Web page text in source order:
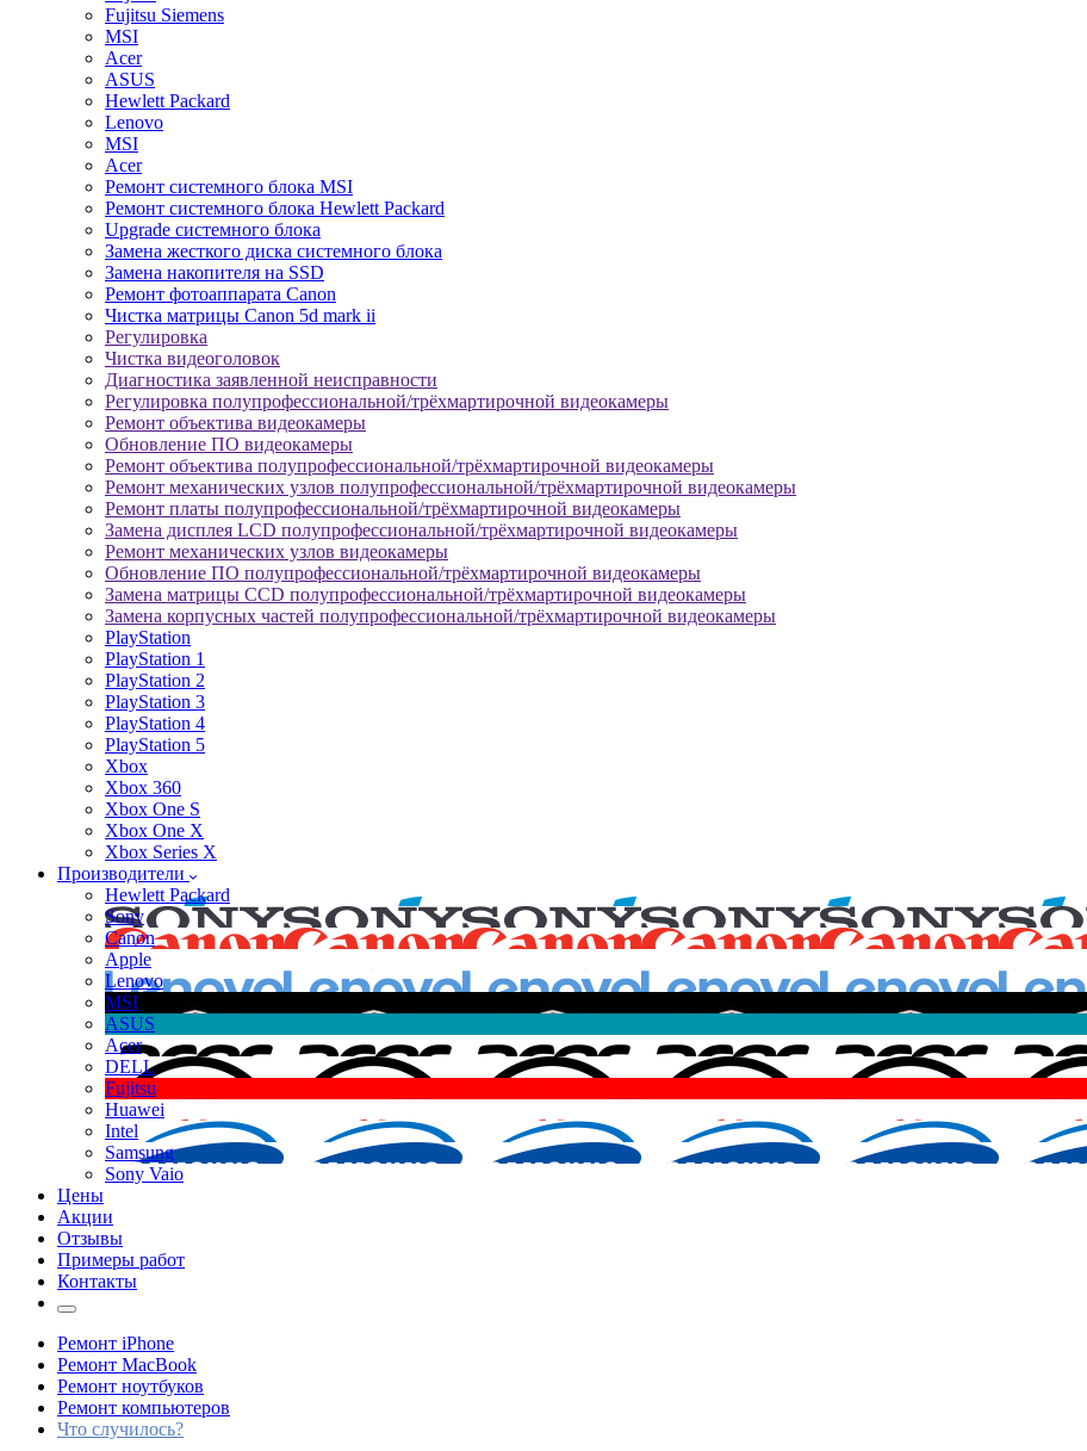
Fujitsu Siemens
MSI
Acer
ASUS
Hewlett Packard
Lenovo
MSI
Acer
Ремонт системного блока MSI
Ремонт системного блока Hewlett Packard
Upgrade системного блока
Замена жесткого диска системного блока
Замена накопителя на SSD
Ремонт фотоаппарата Canon
Чистка матрицы Canon 5d mark ii
Регулировка
Чистка видеоголовок
Диагностика заявленной неисправности
Регулировка полупрофессиональной/трёхмартирочной видеокамеры
Ремонт объектива видеокамеры
Обновление ПО видеокамеры
Ремонт объектива полупрофессиональной/трёхмартирочной видеокамеры
Ремонт механических узлов полупрофессиональной/трёхмартирочной видеокамеры
Ремонт платы полупрофессиональной/трёхмартирочной видеокамеры
Замена дисплея LCD полупрофессиональной/трёхмартирочной видеокамеры
Ремонт механических узлов видеокамеры
Обновление ПО полупрофессиональной/трёхмартирочной видеокамеры
Замена матрицы CCD полупрофессиональной/трёхмартирочной видеокамеры
Замена корпусных частей полупрофессиональной/трёхмартирочной видеокамеры
PlayStation
PlayStation 1
PlayStation 2
PlayStation 3
PlayStation 4
PlayStation 5
Xbox
Xbox 360
Xbox One S
Xbox One X
Xbox Series X
Производители
Hewlett Packard
Sony
Canon
Apple
Lenovo
MSI
ASUS
Acer
DELL
Fujitsu
Huawei
Intel
Samsung
Sony Vaio
Цены
Акции
Отзывы
Примеры работ
Контакты
Ремонт iPhone
Ремонт MacBook
Ремонт ноутбуков
Ремонт компьютеров
Что случилось?